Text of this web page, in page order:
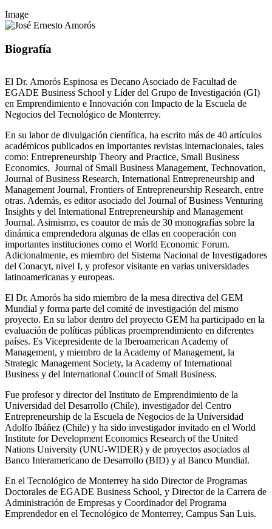
Image
Biografía
El Dr. Amorós Espinosa es Decano Asociado de Facultad de
EGADE Business School y Líder del Grupo de Investigación (GI)
en Emprendimiento e Innovación con Impacto de la Escuela de
Negocios del Tecnológico de Monterrey.
En su labor de divulgación científica, ha escrito más de 40 artículos
académicos publicados en importantes revistas internacionales, tales
como: Entrepreneurship Theory and Practice, Small Business
Economics, Journal of Small Business Management, Technovation,
Journal of Business Research, International Entrepreneurship and
Management Journal, Frontiers of Entrepreneurship Research, entre
otras. Además, es editor asociado del Journal of Business Venturing
Insights y del International Entrepreneurship and Management
Journal. Asimismo, es coautor de más de 30 monografías sobre la
dinámica emprendedora algunas de ellas en cooperación con
importantes instituciones como el World Economic Forum.
Adicionalmente, es miembro del Sistema Nacional de Investigadores
del Conacyt, nivel I, y profesor visitante en varias universidades
latinoamericanas y europeas.
El Dr. Amorós ha sido miembro de la mesa directiva del GEM
Mundial y forma parte del comité de investigación del mismo
proyecto. En su labor dentro del proyecto GEM ha participado en la
evaluación de políticas públicas proemprendimiento en diferentes
países. Es Vicepresidente de la Iberoamerican Academy of
Management, y miembro de la Academy of Management, la
Strategic Management Society, la Academy of International
Business y del International Council of Small Business.
Fue profesor y director del Instituto de Emprendimiento de la
Universidad del Desarrollo (Chile), investigador del Centro
Entrepreneurship de la Escuela de Negocios de la Universidad
Adolfo Ibáñez (Chile) y ha sido investigador invitado en el World
Institute for Development Economics Research of the United
Nations University (UNU-WIDER) y de proyectos asociados al
Banco Interamericano de Desarrollo (BID) y al Banco Mundial.
En el Tecnológico de Monterrey ha sido Director de Programas
Doctorales de EGADE Business School, y Director de la Carrera de
Administración de Empresas y Coordinador del Programa
Emprendedor en el Tecnológico de Monterrey, Campus San Luis.